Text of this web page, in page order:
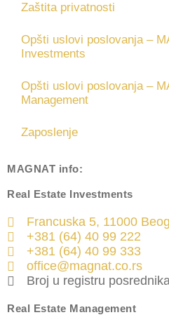
Zaštita privatnosti
Opšti uslovi poslovanja –
Investments
Opšti uslovi poslovanja –
Management
Zaposlenje
MAGNAT info:
Real Estate Investments
Francuska 5, 11000
+381 (64) 40 99 222
+381 (64) 40 99 333
office@magnat.co.rs
Broj u registru
Real Estate Management